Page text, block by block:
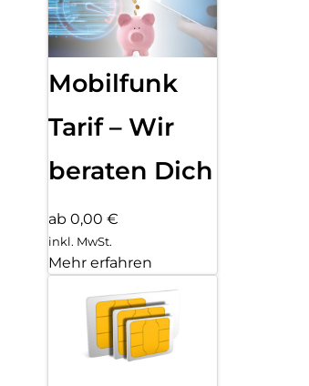
Mobilfunk
Tarif – Wir
beraten Dich
ab 0,00 €
inkl. MwSt.
Mehr erfahren